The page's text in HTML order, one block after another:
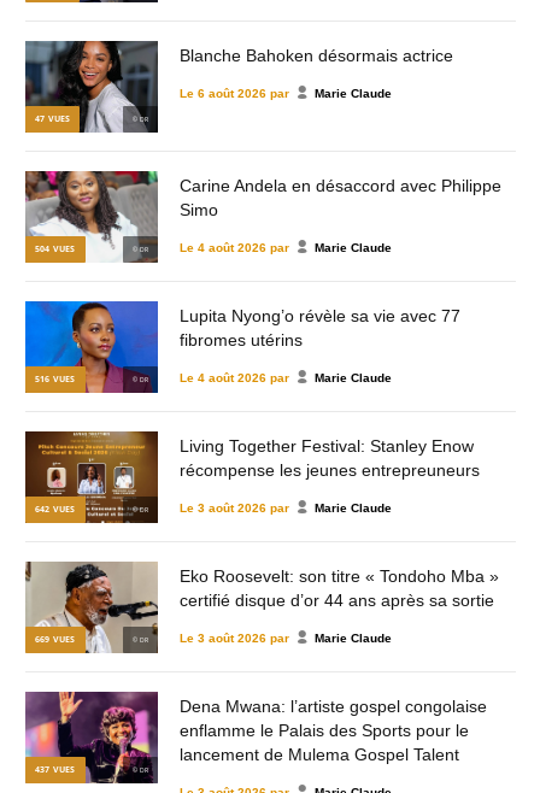
47 VUES © DR
Blanche Bahoken désormais actrice
Le 6 août 2026 par Marie Claude
504 VUES © DR
Carine Andela en désaccord avec Philippe
Simo
Le 4 août 2026 par Marie Claude
516 VUES © DR
Lupita Nyong’o révèle sa vie avec 77
fibromes utérins
Le 4 août 2026 par Marie Claude
642 VUES © DR
Living Together Festival: Stanley Enow
récompense les jeunes entrepreuneurs
Le 3 août 2026 par Marie Claude
669 VUES © DR
Eko Roosevelt: son titre « Tondoho Mba »
certifié disque d’or 44 ans après sa sortie
Le 3 août 2026 par Marie Claude
437 VUES © DR
Dena Mwana: l’artiste gospel congolaise
enflamme le Palais des Sports pour le
lancement de Mulema Gospel Talent